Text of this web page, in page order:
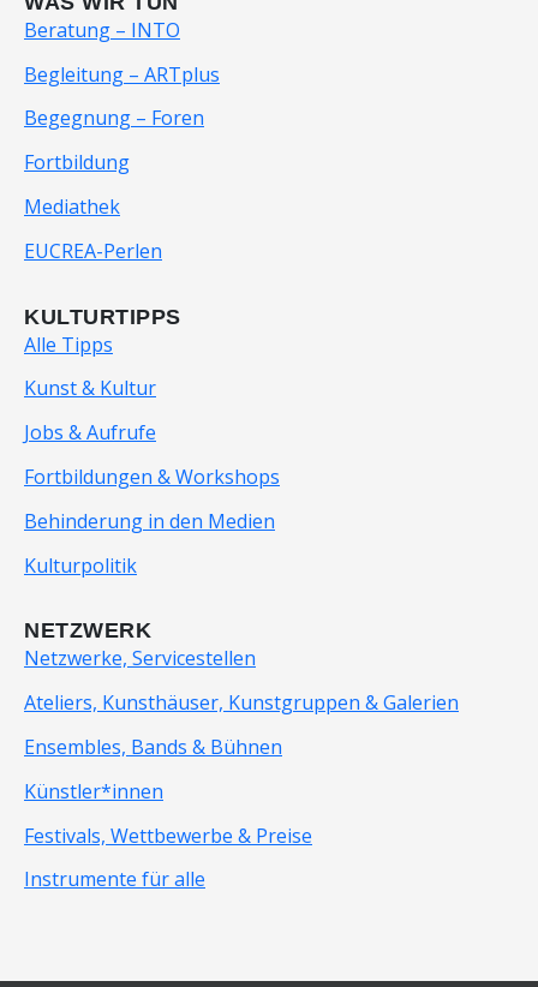
Beratung – INTO
Begleitung – ARTplus
Begegnung – Foren
Fortbildung
Mediathek
EUCREA-Perlen
KULTURTIPPS
Alle Tipps
Kunst & Kultur
Jobs & Aufrufe
Fortbildungen & Workshops
Behinderung in den Medien
Kulturpolitik
NETZWERK
Netzwerke, Servicestellen
Ateliers, Kunsthäuser, Kunstgruppen & Galerien
Ensembles, Bands & Bühnen
Künstler*innen
Festivals, Wettbewerbe & Preise
Instrumente für alle